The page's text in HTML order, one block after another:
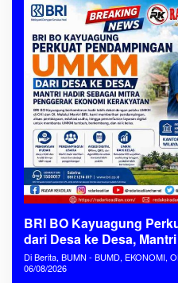
BRI BO Kayuagung
dari Desa ke Desa,
Penggerak Ekonomi
Di Berita, BUMN - BUMD, EKONOMI,
06/08/2026